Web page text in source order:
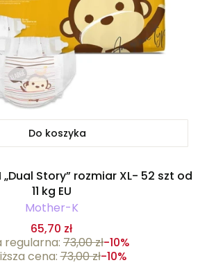
Do koszyka
„Dual Story” rozmiar XL- 52 szt od
11 kg EU
Mother-K
65,70 zł
regularna: 73,00 zł-10%
cena:73,00 zł-10%